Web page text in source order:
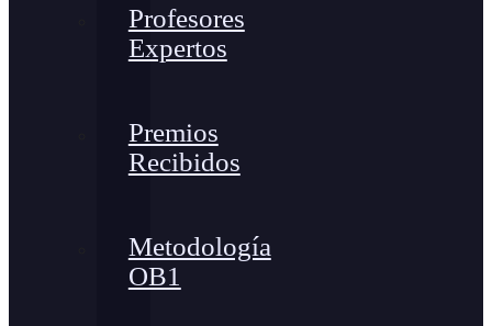
Profesores
Expertos
Premios
Recibidos
Metodología
OB1